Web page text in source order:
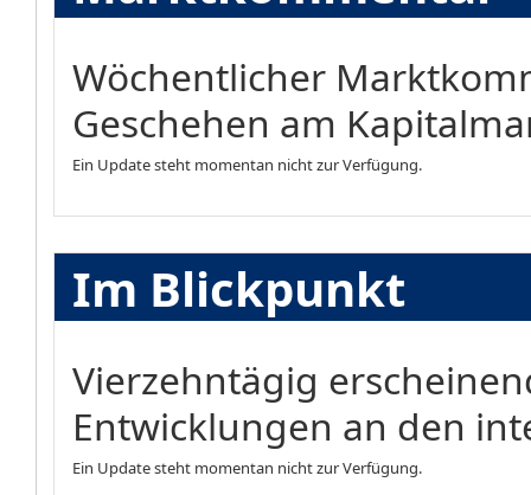
Wöchentlicher
Geschehen am
Ein Update steht momentan nicht zur Verfügung.
Im Blickpunkt
Vierzehntägig
Entwicklungen an den
Ein Update steht momentan nicht zur Verfügung.